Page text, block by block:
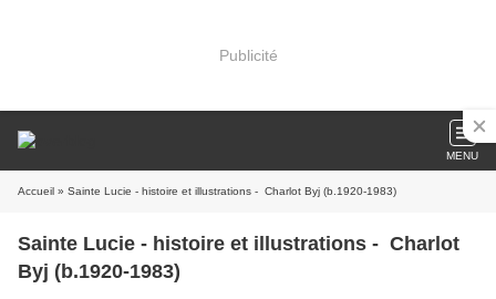
Publicité
MENU
Accueil » Sainte Lucie - histoire et illustrations - Charlot Byj (b.1920-1983)
Sainte Lucie - histoire et illustrations - Charlot
Byj (b.1920-1983)